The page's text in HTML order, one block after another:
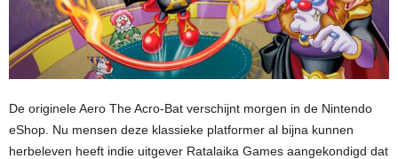
De originele Aero The Acro-Bat verschijnt morgen in de Nintendo
eShop. Nu mensen deze klassieke platformer al bijna kunnen
herbeleven heeft indie uitgever Ratalaika Games aangekondigd dat